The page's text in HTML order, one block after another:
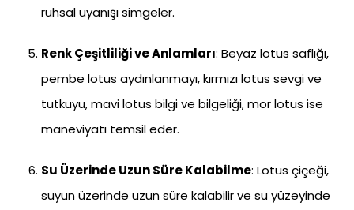
ruhsal uyanışı simgeler.
Renk Çeşitliliği ve Anlamları: Beyaz lotus saflığı,
pembe lotus aydınlanmayı, kırmızı lotus sevgi ve
tutkuyu, mavi lotus bilgi ve bilgeliği, mor lotus ise
maneviyatı temsil eder.
Su Üzerinde Uzun Süre Kalabilme: Lotus çiçeği,
suyun üzerinde uzun süre kalabilir ve su yüzeyinde